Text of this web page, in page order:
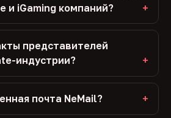
и iGaming компаний?
представителей
индустрии?
почта NeMail?